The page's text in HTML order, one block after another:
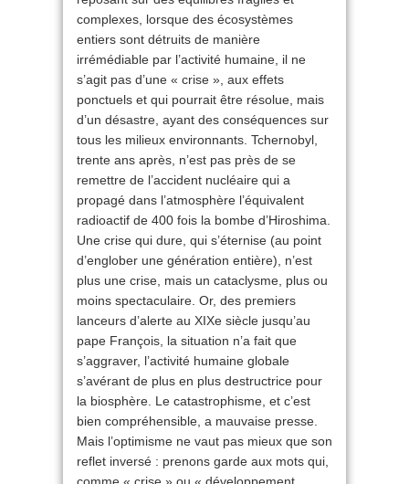
complexes, lorsque des écosystèmes
entiers sont détruits de manière
irrémédiable par l’activité humaine, il ne
s’agit pas d’une « crise », aux effets
ponctuels et qui pourrait être résolue, mais
d’un désastre, ayant des conséquences sur
tous les milieux environnants. Tchernobyl,
trente ans après, n’est pas près de se
remettre de l’accident nucléaire qui a
propagé dans l’atmosphère l’équivalent
radioactif de 400 fois la bombe d’Hiroshima.
Une crise qui dure, qui s’éternise (au point
d’englober une génération entière), n’est
plus une crise, mais un cataclysme, plus ou
moins spectaculaire. Or, des premiers
lanceurs d’alerte au XIXe siècle jusqu’au
pape François, la situation n’a fait que
s’aggraver, l’activité humaine globale
s’avérant de plus en plus destructrice pour
la biosphère. Le catastrophisme, et c’est
bien compréhensible, a mauvaise presse.
Mais l’optimisme ne vaut pas mieux que son
reflet inversé : prenons garde aux mots qui,